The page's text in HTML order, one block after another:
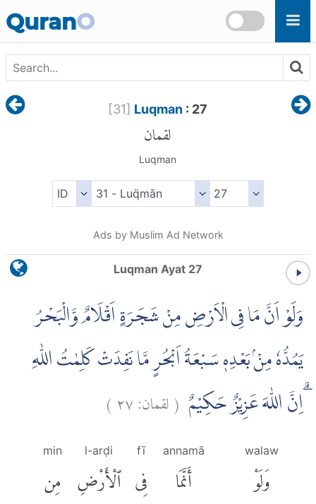
QuranO
[31] Luqman : 27
لقمان
Luqman
Ads by Muslim Ad Network
Luqman Ayat 27
وَلَوْ اَنَّ مَا فِى الْاَرْضِ مِنْ شَجَرَةٍ اَقْلَامٌ وَّالْبَحْرُ
يَمُدُّهٗ مِنْۢ بَعْدِهٖ سَبْعَةُ اَبْحُرٍ مَّا نَفِدَتْ كَلِمٰتُ اللّٰهِ
ۗاِنَّ اللّٰهَ عَزِيْزٌ حَكِيْمٌ (لقمان:٢٧)
walaw
وَلَوْ
annamā
أَنَّمَا
fī
فِى
l-arḍi
ٱلْأَرْضِ
min
مِن